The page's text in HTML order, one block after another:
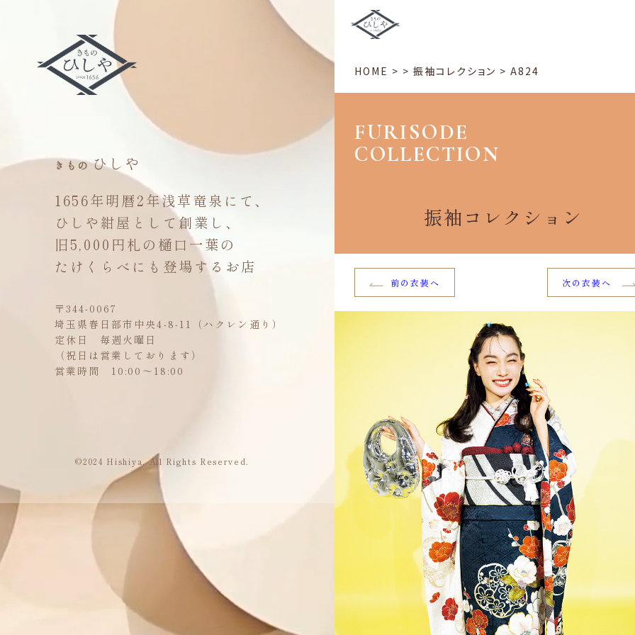
きもの ひしや
1656年明暦2年浅草竜泉にて、
ひしや紺屋として創業し、
旧5,000円札の樋口一葉の
たけくらべにも登場するお店
〒344-0067
埼玉県春日部市中央4-8-11（ハクレン通り）
定休日 毎週火曜日
（祝日は営業しております）
営業時間 10:00～18:00
©2024 Hishiya. All Rights Reserved.
HOME > >振袖コレクション >A824
FURISODE
COLLECTION
振袖コレクション
前の衣装へ 次の衣装へ